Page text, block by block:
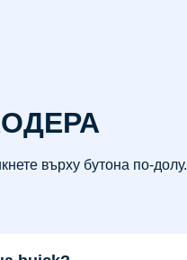
върху бутона по-долу.